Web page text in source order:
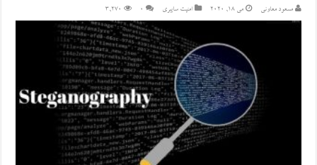
مسعود معاونی می 18, 2020 امنیت سایبری ۰ 3,270